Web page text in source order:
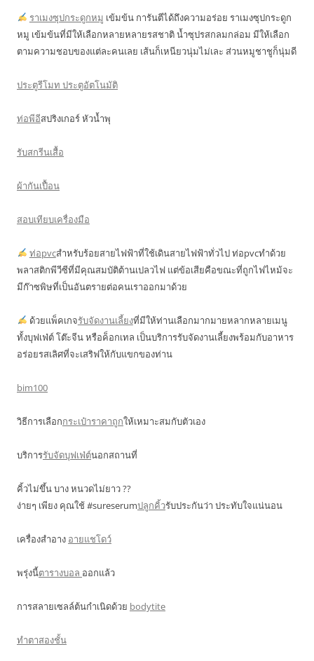
ราเมงซุปกระดูกหมู เข้มข้น การันตีได้ถึงความอร่อย ราเมงซุปกระดูก
หมู เข้มข้นที่มีให้เลือกหลายหลายรสชาติ น้ำซุปรสกลมกล่อม มีให้เลือก
ตามความชอบของแต่ละคนเลย เส้นก็เหนียวนุ่มไม่เละ ส่วนหมูชาชูก็นุ่มดี
ประตูรีโมท ประตูอัตโนมัติ
ท่อพีอีสปริงเกอร์ หัวน้ำพุ
รับสกรีนเสื้อ
ผ้ากันเปื้อน
สอบเทียบเครื่องมือ
ท่อpvcสำหรับร้อยสายไฟฟ้าที่ใช้เดินสายไฟฟ้าทั่วไป ท่อpvcทำด้วย
พลาสติกพีวีซีที่มีคุณสมบัติต้านเปลวไฟ แต่ข้อเสียคือขณะที่ถูกไฟไหม้จะ
มีก๊าซพิษที่เป็นอันตรายต่อคนเราออกมาด้วย
ด้วยแพ็คเกจรับจัดงานเลี้ยงที่มีให้ท่านเลือกมากมายหลากหลายเมนู
ทั้งบุฟเฟ่ต์ โต๊ะจีน หรือค็อกเทล เป็นบริการรับจัดงานเลี้ยงพร้อมกับอาหาร
อร่อยรสเลิศที่จะเสริฟให้กับแขกของท่าน
bim100
วิธีการเลือกกระเป๋าราคาถูกให้เหมาะสมกับตัวเอง
บริการรับจัดบุฟเฟ่ต์นอกสถานที่
คิ้วไม่ขึ้น บาง หนวดไม่ยาว ??
ง่ายๆ เพียง คุณใช้ #sureserumปลูกคิ้วรับประกันว่า ประทับใจแน่นอน
เครื่องสำอาง อายแชโดว์
พรุ่งนี้ตารางบอล ออกแล้ว
การสลายเซลล์ต้นกำเนิดด้วย bodytite
ทำตาสองชั้น